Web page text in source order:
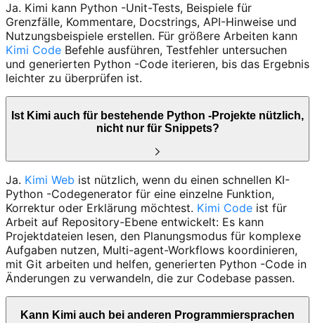
Ja. Kimi kann Python -Unit-Tests, Beispiele für
Grenzfälle, Kommentare, Docstrings, API-Hinweise und
Nutzungsbeispiele erstellen. Für größere Arbeiten kann
Kimi Code Befehle ausführen, Testfehler untersuchen
und generierten Python -Code iterieren, bis das Ergebnis
leichter zu überprüfen ist.
Ist Kimi auch für bestehende Python -Projekte nützlich,
nicht nur für Snippets?
Ja. Kimi Web ist nützlich, wenn du einen schnellen KI-
Python -Codegenerator für eine einzelne Funktion,
Korrektur oder Erklärung möchtest. Kimi Code ist für
Arbeit auf Repository-Ebene entwickelt: Es kann
Projektdateien lesen, den Planungsmodus für komplexe
Aufgaben nutzen, Multi-agent-Workflows koordinieren,
mit Git arbeiten und helfen, generierten Python -Code in
Änderungen zu verwandeln, die zur Codebase passen.
Kann Kimi auch bei anderen Programmiersprachen